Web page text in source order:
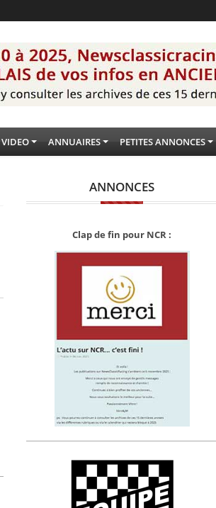
VIDEO ANNUAIRES PETITES ANNONCES
ANNONCES
Clap de fin pour NCR :